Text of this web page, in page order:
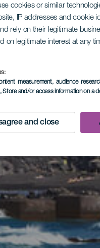
cookies or similar
IP addresses and cookie
rely on their legitimate
legitimate interest at any
measurement, audience
, Store and/or access information on a
and close